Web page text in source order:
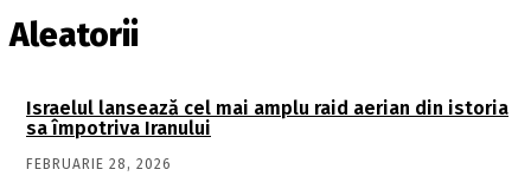
Aleatorii
Israelul lansează cel mai amplu raid aerian din istoria
sa împotriva Iranului
FEBRUARIE 28, 2026